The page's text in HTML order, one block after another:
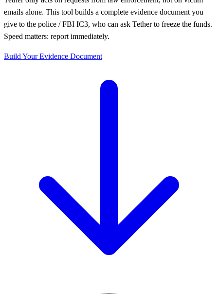
emails alone. This tool builds a complete evidence document you
give to the police / FBI IC3, who can ask Tether to freeze the funds.
Speed matters: report immediately.
Build Your Evidence Document